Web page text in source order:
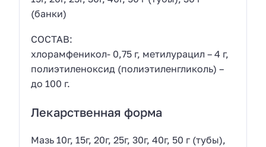
(банки)
СОСТАВ:
хлорамфеникол- 0,75 г, метилурацил – 4 г,
полиэтиленоксид (полиэтиленгликоль) –
до 100 г.
Лекарственная форма
Мазь 10г, 15г, 20г, 25г, 30г, 40г, 50 г (тубы),